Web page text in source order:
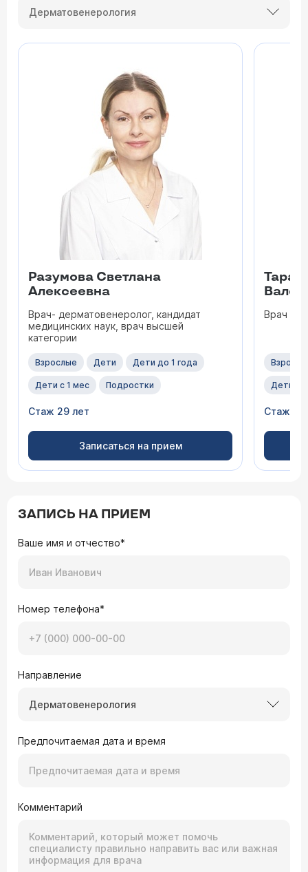
Дерматовенерология
Разумова Светлана
Алексеевна
Врач- дерматовенеролог, кандидат
медицинских наук, врач высшей
категории
Взрослые Дети Дети до 1 года
Дети с 1 мес Подростки
Стаж 29 лет
Записаться на прием
Врач -
Дети с
Стаж 27
ЗАПИСЬ НА ПРИЕМ
Ваше имя и отчество*
Номер телефона*
Направление
Дерматовенерология
Предпочитаемая дата и время
Комментарий